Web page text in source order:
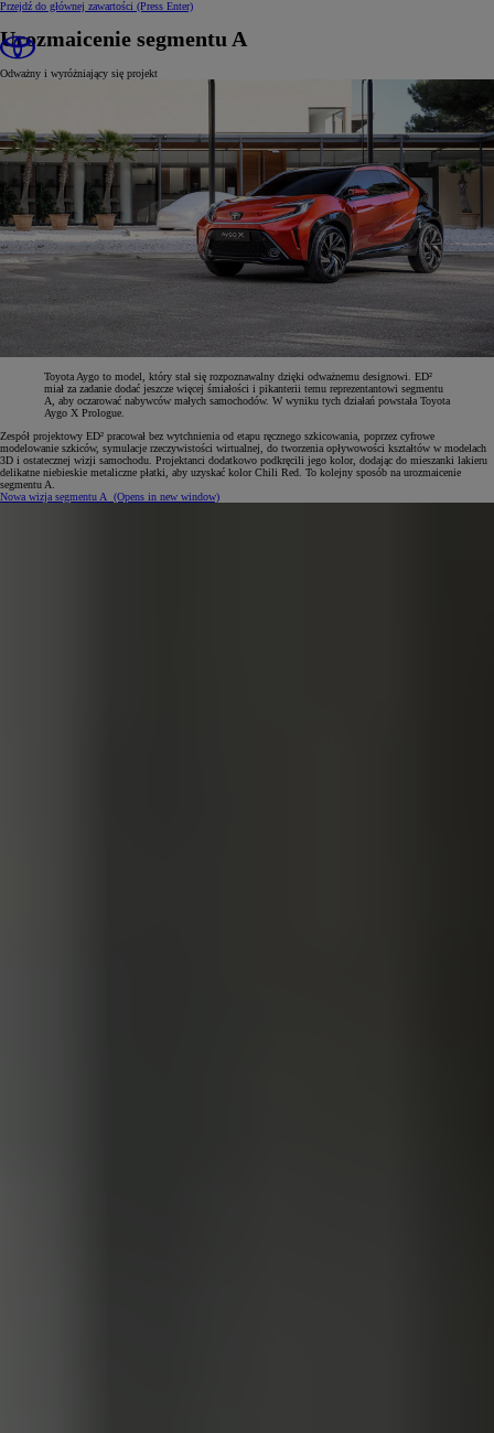
Przejdź do głównej zawartości (Press Enter)
Urozmaicenie segmentu A
Odważny i wyróżniający się projekt
Toyota Aygo to model, który stał się rozpoznawalny dzięki odważnemu designowi. ED²
miał za zadanie dodać jeszcze więcej śmiałości i pikanterii temu reprezentantowi segmentu
A, aby oczarować nabywców małych samochodów. W wyniku tych działań powstała Toyota
Aygo X Prologue.
Zespół projektowy ED² pracował bez wytchnienia od etapu ręcznego szkicowania, poprzez cyfrowe
modelowanie szkiców, symulacje rzeczywistości wirtualnej, do tworzenia opływowości kształtów w modelach
3D i ostatecznej wizji samochodu. Projektanci dodatkowo podkręcili jego kolor, dodając do mieszanki lakieru
delikatne niebieskie metaliczne płatki, aby uzyskać kolor Chili Red. To kolejny sposób na urozmaicenie
segmentu A.
Nowa wizja segmentu A
(Opens in new window)